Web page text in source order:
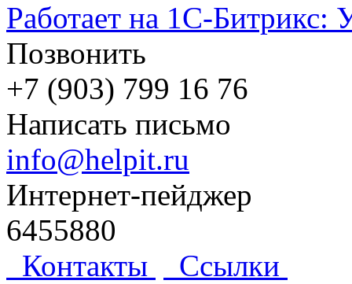
Работает на 1С-Битрикс:
Позвонить
+7 (903) 799 16 76
Написать письмо
info@helpit.ru
Интернет-пейджер
6455880
Контакты
Ссылки